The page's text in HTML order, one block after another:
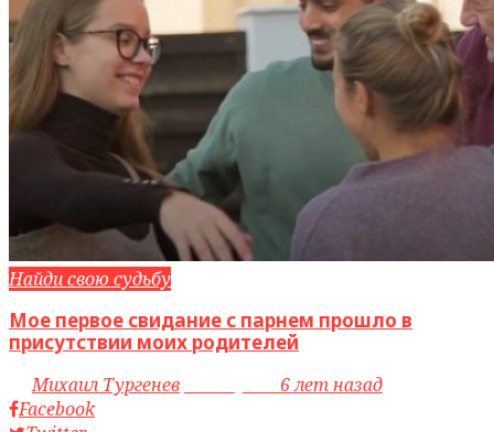
Найди свою судьбу
Мое первое свидание с парнем прошло в
присутствии моих родителей
byМихаил Тургенев
6 лет назад
Facebook